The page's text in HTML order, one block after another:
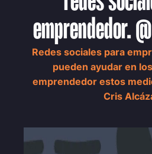
emprendedor.
Redes sociales para
pueden ayudar en
emprendedor estos
Cris